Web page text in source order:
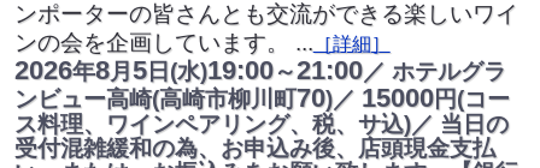
ンポーターの皆さんとも交流ができる楽しいワイ
ンの会を企画しています。 ... ［詳細］
2026年8月 5日(水)19:00～21:00／ ホテルグラ
ンビュー高崎(高崎市柳川町70)／ 15000円(コー
ス料理、ワインペアリング、税、サ込)／ 当日の
受付混雑緩和の為、お申込み後、店頭現金支払